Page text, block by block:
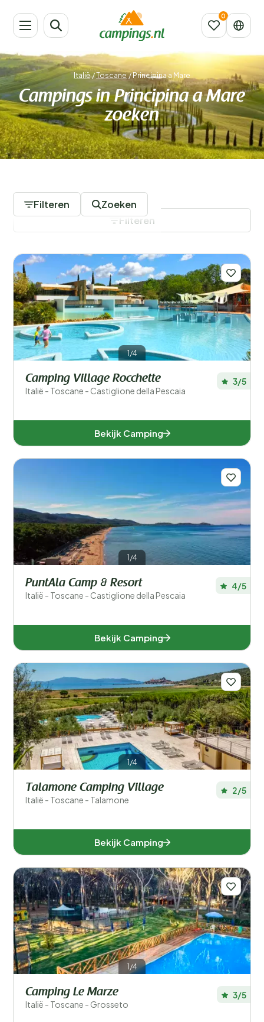
Italië/Toscane/Principina a Mare
Campings in Principina a Mare
zoeken
Filteren Zoeken
Populaire filters
Type accommodatie
Zwemmen
Filters opslaan
Filteren
1/4
Camping Village Rocchette
Italië - Toscane - Castiglione della Pescaia
3/5
Bekijk Camping
1/4
PuntAla Camp & Resort
Italië - Toscane - Castiglione della Pescaia
4/5
Bekijk Camping
1/4
Talamone Camping Village
Italië - Toscane - Talamone
2/5
Bekijk Camping
1/4
Camping Le Marze
Italië - Toscane - Grosseto
3/5